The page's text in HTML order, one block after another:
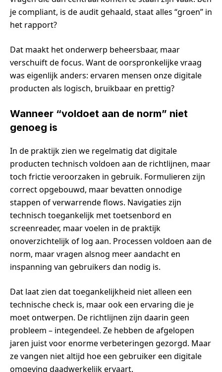
je compliant, is de audit gehaald, staat alles “groen” in
het rapport?
Dat maakt het onderwerp beheersbaar, maar
verschuift de focus. Want de oorspronkelijke vraag
was eigenlijk anders: ervaren mensen onze digitale
producten als logisch, bruikbaar en prettig?
Wanneer “voldoet aan de norm” niet
genoeg is
In de praktijk zien we regelmatig dat digitale
producten technisch voldoen aan de richtlijnen, maar
toch frictie veroorzaken in gebruik. Formulieren zijn
correct opgebouwd, maar bevatten onnodige
stappen of verwarrende flows. Navigaties zijn
technisch toegankelijk met toetsenbord en
screenreader, maar voelen in de praktijk
onoverzichtelijk of log aan. Processen voldoen aan de
norm, maar vragen alsnog meer aandacht en
inspanning van gebruikers dan nodig is.
Dat laat zien dat toegankelijkheid niet alleen een
technische check is, maar ook een ervaring die je
moet ontwerpen. De richtlijnen zijn daarin geen
probleem – integendeel. Ze hebben de afgelopen
jaren juist voor enorme verbeteringen gezorgd. Maar
ze vangen niet altijd hoe een gebruiker een digitale
omgeving daadwerkelijk ervaart.